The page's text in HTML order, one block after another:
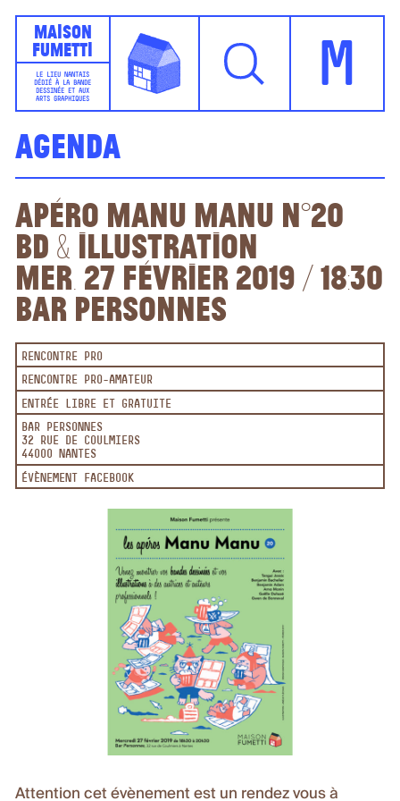
Maison
Fumetti
LE LIEU NANTAIS
DÉDIÉ À LA BANDE
DESSINÉE ET AUX
ARTS GRAPHIQUES
M
Agenda
Apéro Manu Manu n°20
BD & Illustration
mer. 27 février 2019 / 18:30
Bar Personnes
RENCONTRE PRO
RENCONTRE PRO-AMATEUR
ENTRÉE LIBRE ET GRATUITE
BAR PERSONNES
32 RUE DE COULMIERS
44000 NANTES
ÉVÈNEMENT FACEBOOK
Attention cet évènement est un rendez vous à